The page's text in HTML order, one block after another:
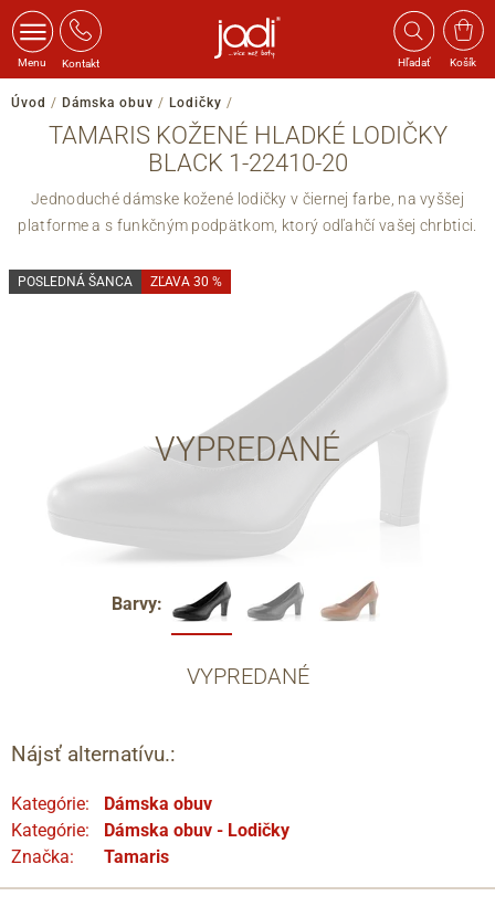
Menu Kontakt Hľadať Košík
Úvod / Dámska obuv / Lodičky /
TAMARIS KOŽENÉ HLADKÉ LODIČKY
BLACK 1-22410-20
Jednoduché dámske kožené lodičky v čiernej farbe, na vyššej
platforme a s funkčným podpätkom, ktorý odľahčí vašej chrbtici.
VYPREDANÉ
POSLEDNÁ ŠANCA ZĽAVA 30 %
Barvy:
VYPREDANÉ
Nájsť alternatívu.:
Kategórie:
Dámska obuv
Kategórie:
Dámska obuv - Lodičky
Značka:
Tamaris